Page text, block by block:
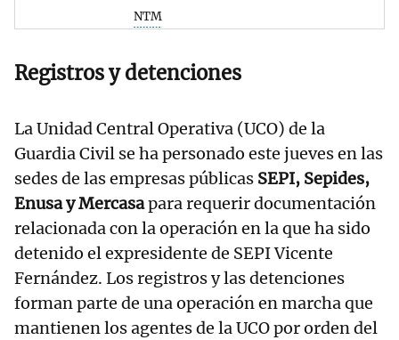
NTM
Registros y detenciones
La Unidad Central Operativa (UCO) de la
Guardia Civil se ha personado este jueves en las
sedes de las empresas públicas SEPI, Sepides,
Enusa y Mercasapara requerir documentación
relacionada con la operación en la que ha sido
detenido el expresidente de SEPI Vicente
Fernández. Los registros y las detenciones
forman parte de una operación en marcha que
mantienen los agentes de la UCO por orden del